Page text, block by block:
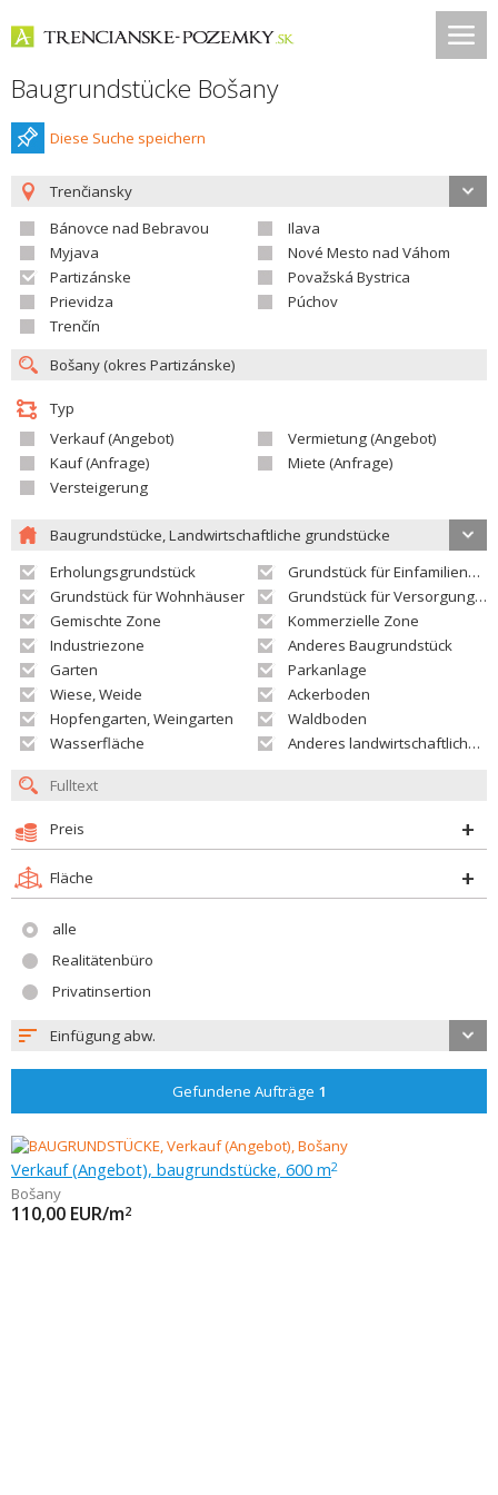
Baugrundstücke Bošany
Diese Suche speichern
Trenčiansky
Bánovce nad Bebravou
Ilava
Myjava
Nové Mesto nad Váhom
Partizánske
Považská Bystrica
Prievidza
Púchov
Trenčín
Typ
Verkauf (Angebot)
Vermietung (Angebot)
Kauf (Anfrage)
Miete (Anfrage)
Versteigerung
Baugrundstücke, Landwirtschaftliche grundstücke
Erholungsgrundstück
Grundstück für Einfamilienhäuser
Grundstück für Wohnhäuser
Grundstück für Versorgungseinrichtungen
Gemischte Zone
Kommerzielle Zone
Industriezone
Anderes Baugrundstück
Garten
Parkanlage
Wiese, Weide
Ackerboden
Hopfengarten, Weingarten
Waldboden
Wasserfläche
Anderes landwirtschaftliches Grundstück
Preis
Fläche
alle
Realitätenbüro
Privatinsertion
Einfügung abw.
Gefundene Aufträge 1
Verkauf (Angebot), baugrundstücke, 600 m2
Bošany
110,00 EUR/m2